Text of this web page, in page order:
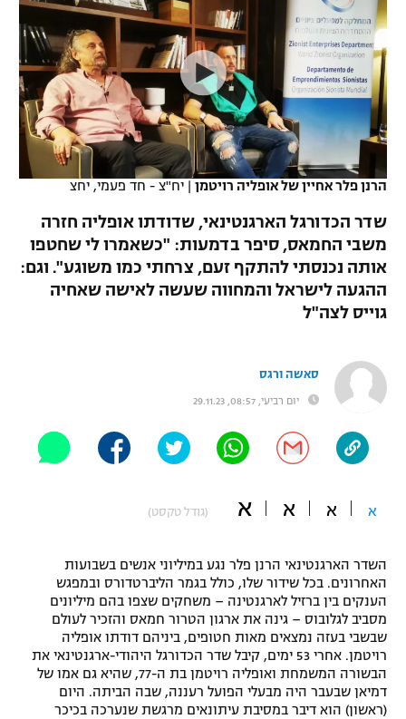
VOD
רץ ברשת
תוצאות
לוח שידורים
ברחבה
"מעל הליגה" – פודקאסט
"מחצית בשכונה" – פודקאסט
תקנון עבור פעילות אלקטרה
תקנון עבור פעילות ספורט 1 – "מרלן"
גיימינג E-Sports
תנאי שימוש
נבחרת ישראל
מכבי חיפה
בית"ר ירושלים
מכבי תל אביב
הפועל תל אביב
הפועל חיפה
הפועל באר שבע
בני יהודה
ליגה ספרדית
ליגה איטלקית
ליגה צרפתית
ליגה הולנדית
ליגה טורקית
ליגה ברזילאית
כדורסל נשים
מכבי תל אביב
הפועל חולון
הפועל ירושלים
דני אבדיה
יורוליג
יורוקאפ
טניס
כדוריד
כדורעף
שחייה
ג'ודו
אגרוף
ספורט אולימפי
היאבקות WWE
אופניים
פוטבול אמריקאי NFL
בייסבול MLB
ספורט אתגרי ואקסטרים
אומנויות לחימה
הרנן פלר אחיין של אופליה רויטמן | יח"צ - חד פעמי, יחצ
שדר הכדורגל הארגנטינאי, שדודתו אופליה חזרה
משבי החמאס, סיפר בדמעות: "כשאמרו לי שחטפו
אותה נכנסתי להתקף זעם, צרחתי כמו משוגע". וגם:
ההגעה לישראל והמחווה שעשה לאישה שאחיה
גוייס לצה"ל
סאשה ורגס
יום רביעי, 08:57, 29.11.23
א א א א (גודל טקסט)
השדר הארגנטינאי הרנן פלר נגע במיליוני אנשים בשבועות
האחרונים. בכל שידור שלו, כולל בגמר הליברטדורס ובמפגש
הענקים בין ברזיל לארגנטינה – משחקים שצפו בהם מיליונים
מסביב לגלובוס – גינה את ארגון הטרור חמאס והזכיר לעולם
שבשבי בעזה נמצאים מאות חטופים, ביניהם דודתו אופליה
רויטמן. אחרי 53 ימים, קיבל שדר הכדורגל היהודי-ארגנטינאי את
הבשורה המשמחת ואופליה רויטמן בת ה-77, שהיא גם אמו של
דמיאן שבעבר היה מבעלי הפועל רעננה, שבה הביתה. היום
(ראשון) הוא דיבר במסיבת עיתונאים מרגשת שנערכה בכיכר